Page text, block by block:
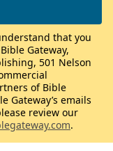
that you
Gateway,
501 Nelson
of Bible
Gateway’s emails
review our
.